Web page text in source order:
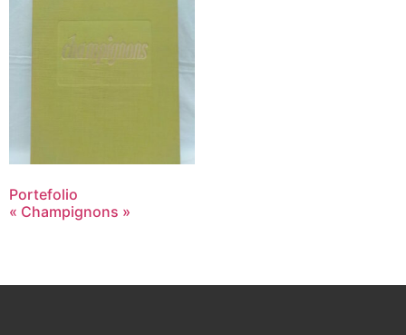
Portefolio
« Champignons »